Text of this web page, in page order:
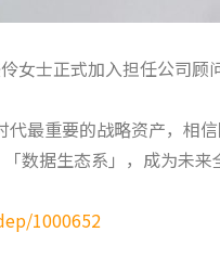
士正式加入担任公司顾
最重要的战略资产，相
数据生态系」，成为未来
1000652